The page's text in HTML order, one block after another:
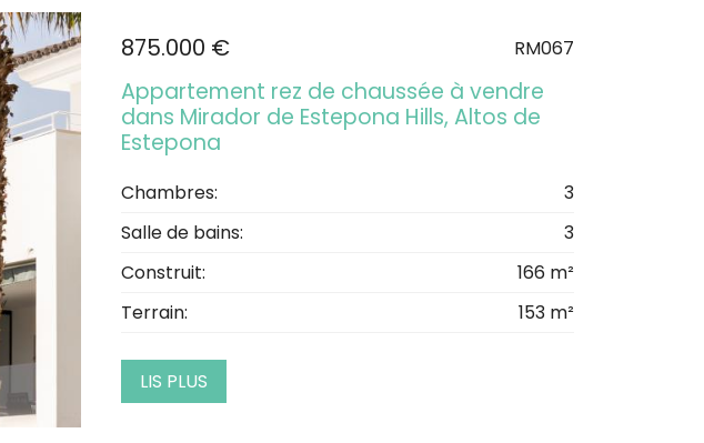
875.000 € RM067
Appartement rez de chaussée à vendre
dans Mirador de Estepona Hills, Altos de
Estepona
Chambres:
3
Salle de bains:
3
Construit:
166 m²
Terrain:
153 m²
LIS PLUS